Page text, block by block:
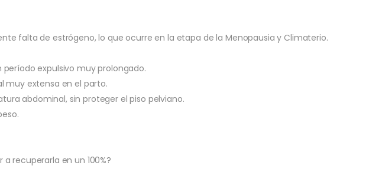
falta de estrógeno, lo que ocurre en la etapa de la Menopausia y Climaterio.
expulsivo muy prolongado.
muy extensa en el parto.
abdominal, sin proteger el piso pelviano.
recuperarla en un 100%?